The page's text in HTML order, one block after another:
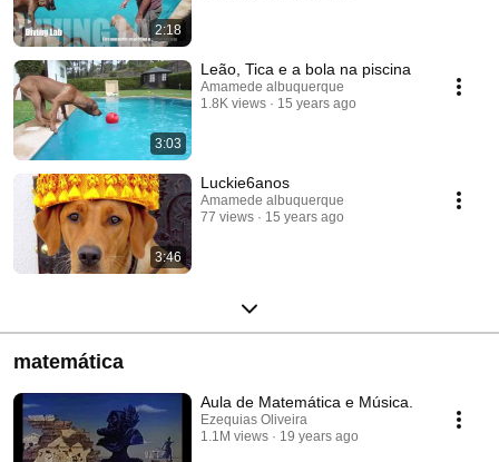
2:18
3:03
Leão, Tica e a bola na piscina
Amamede albuquerque
1.8K views
15 years ago
3:46
Luckie6anos
Amamede albuquerque
77 views
15 years ago
matemática
Aula de Matemática e Música.
Ezequias Oliveira
1.1M views
19 years ago